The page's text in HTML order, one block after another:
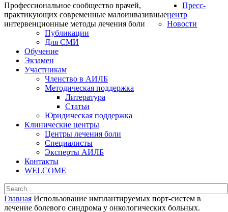
Профессиональное сообщество врачей,
практикующих современные малоинвазивные
интервенционные методы лечения боли
Пресс-
центр
Новости
Публикации
Для СМИ
Обучение
Экзамен
Участникам
Членство в АИЛБ
Методическая поддержка
Литература
Статьи
Юридическая поддержка
Клинические центры
Центры лечения боли
Специалисты
Эксперты АИЛБ
Контакты
WELCOME
Главная Использование имплантируемых порт-систем в
лечение болевого синдрома у онкологических больных.